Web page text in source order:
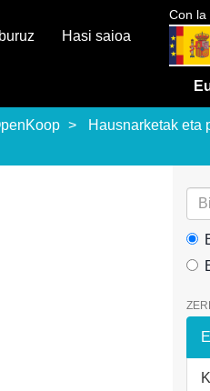
Con la
Hasi saioa
Hausnarketak eta